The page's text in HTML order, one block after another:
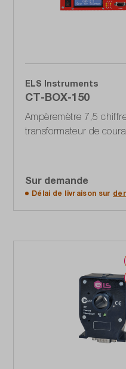
ELS Instruments
CT-BOX-150
Ampèremètre 7,5
transformateur de
Sur demande
Délai de livraison sur